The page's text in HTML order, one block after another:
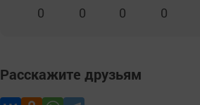
0 0 0 0
Расскажите друзьям